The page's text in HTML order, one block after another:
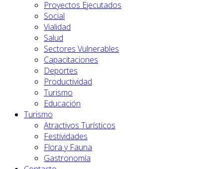
Proyectos Ejecutados
Social
Vialidad
Salud
Sectores Vulnerables
Capacitaciones
Deportes
Productividad
Turismo
Educación
Turismo
Atractivos Turísticos
Festividades
Flora y Fauna
Gastronomía